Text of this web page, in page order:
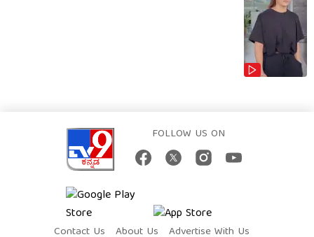
FOLLOW US ON
Contact Us About Us Advertise With Us